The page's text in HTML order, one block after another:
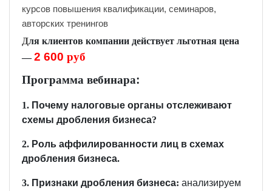
курсов повышения квалификации, семинаров,
авторских тренингов
Для клиентов компании действует льготная цена
—2 600 руб
Программа вебинара:
1. Почему налоговые органы отслеживают
схемы дробления бизнеса?
2. Роль аффилированности лиц в схемах
дробления бизнеса.
3. Признаки дробления бизнеса: анализируем